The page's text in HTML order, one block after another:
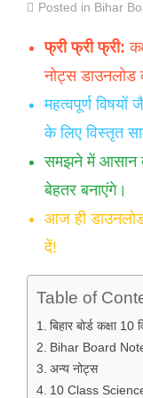
Posted in Bihar
फ्री फ्री फ्री:
नोट्स डाउनलोड
महत्वपूर्ण
के लिए विस्तृत
समझने में आसान
बेहतर बनाएंगे।
आज ही
दें!
Table of
बिहार बोर्ड कक्षा 10
Bihar Board
अन्य नोट्स
10 Class